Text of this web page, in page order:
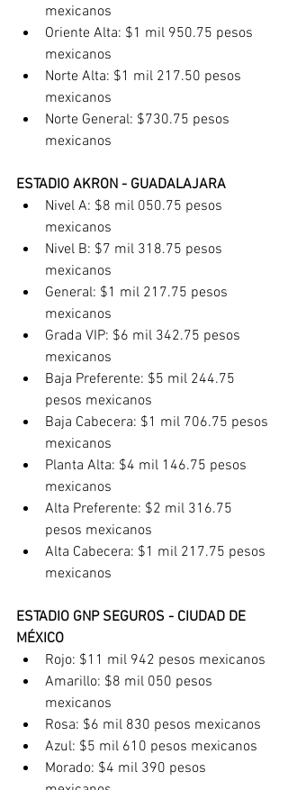
mexicanos
Oriente Alta: $1 mil 950.75 pesos
mexicanos
Norte Alta: $1 mil 217.50 pesos
mexicanos
Norte General: $730.75 pesos
mexicanos
ESTADIO AKRON - GUADALAJARA
Nivel A: $8 mil 050.75 pesos
mexicanos
Nivel B: $7 mil 318.75 pesos
mexicanos
General: $1 mil 217.75 pesos
mexicanos
Grada VIP: $6 mil 342.75 pesos
mexicanos
Baja Preferente: $5 mil 244.75
pesos mexicanos
Baja Cabecera: $1 mil 706.75 pesos
mexicanos
Planta Alta: $4 mil 146.75 pesos
mexicanos
Alta Preferente: $2 mil 316.75
pesos mexicanos
Alta Cabecera: $1 mil 217.75 pesos
mexicanos
ESTADIO GNP SEGUROS - CIUDAD DE
MÉXICO
Rojo: $11 mil 942 pesos mexicanos
Amarillo: $8 mil 050 pesos
mexicanos
Rosa: $6 mil 830 pesos mexicanos
Azul: $5 mil 610 pesos mexicanos
Morado: $4 mil 390 pesos